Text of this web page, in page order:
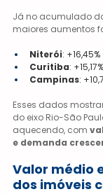
Já no acumulado
maiores aumentos
Niterói: +16,45%
Curitiba: +15,17%
Campinas:
Esses dados
do eixo Rio-São
aquecendo, com
e demanda
Valor médio
dos imóveis